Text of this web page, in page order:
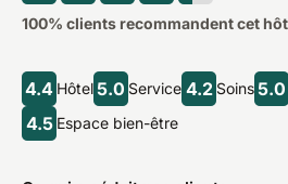
100% clients recommandent cet
4.4 Hôtel5.0 Service 4.2 Soins5.0
4.5 Espace bien-être